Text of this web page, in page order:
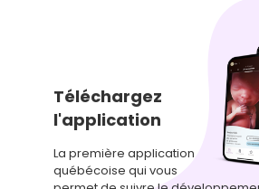
Téléchargez
l'application
La première application
québécoise qui vous